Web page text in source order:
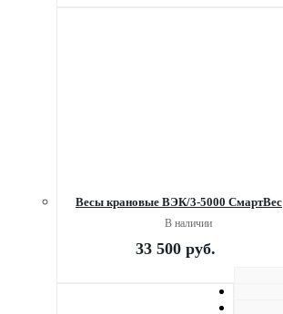
Весы крановые ВЭК/3-5000 СмартВес
В наличии
33 500 руб.